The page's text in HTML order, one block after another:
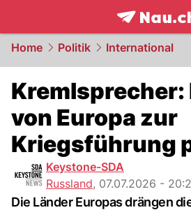
frontpage.
Home Politik International
Kremlsprecher:
von Europa zur
Kriegsführung
Keystone-SDA
Russland, 07.07.2026 -
Die Länder Europas drängen